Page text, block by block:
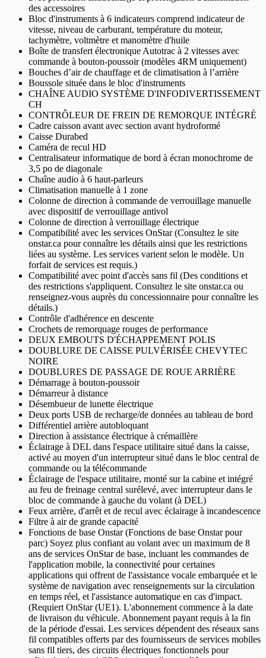
des accessoires
Bloc d'instruments à 6 indicateurs comprend indicateur de
vitesse, niveau de carburant, température du moteur,
tachymètre, voltmètre et manomètre d'huile
Boîte de transfert électronique Autotrac à 2 vitesses avec
commande à bouton-poussoir (modèles 4RM uniquement)
Bouches d’air de chauffage et de climatisation à l’arrière
Boussole située dans le bloc d'instruments
CHAÎNE AUDIO SYSTÈME D'INFODIVERTISSEMENT
CH
CONTRÔLEUR DE FREIN DE REMORQUE INTÉGRÉ
Cadre caisson avant avec section avant hydroformé
Caisse Durabed
Caméra de recul HD
Centralisateur informatique de bord à écran monochrome de
3,5 po de diagonale
Chaîne audio à 6 haut-parleurs
Climatisation manuelle à 1 zone
Colonne de direction à commande de verrouillage manuelle
avec dispositif de verrouillage antivol
Colonne de direction à verrouillage électrique
Compatibilité avec les services OnStar (Consultez le site
onstar.ca pour connaître les détails ainsi que les restrictions
liées au système. Les services varient selon le modèle. Un
forfait de services est requis.)
Compatibilité avec point d'accès sans fil (Des conditions et
des restrictions s'appliquent. Consultez le site onstar.ca ou
renseignez-vous auprès du concessionnaire pour connaître les
détails.)
Contrôle d'adhérence en descente
Crochets de remorquage rouges de performance
DEUX EMBOUTS D'ÉCHAPPEMENT POLIS
DOUBLURE DE CAISSE PULVÉRISÉE CHEVYTEC
NOIRE
DOUBLURES DE PASSAGE DE ROUE ARRIÈRE
Démarrage à bouton-poussoir
Démarreur à distance
Désembueur de lunette électrique
Deux ports USB de recharge/de données au tableau de bord
Différentiel arrière autobloquant
Direction à assistance électrique à crémaillère
Éclairage à DEL dans l'espace utilitaire situé dans la caisse,
activé au moyen d'un interrupteur situé dans le bloc central de
commande ou la télécommande
Éclairage de l'espace utilitaire, monté sur la cabine et intégré
au feu de freinage central surélevé, avec interrupteur dans le
bloc de commande à gauche du volant (à DEL)
Feux arrière, d'arrêt et de recul avec éclairage à incandescence
Filtre à air de grande capacité
Fonctions de base Onstar (Fonctions de base Onstar pour
parc) Soyez plus confiant au volant avec un maximum de 8
ans de services OnStar de base, incluant les commandes de
l'application mobile, la connectivité pour certaines
applications qui offrent de l'assistance vocale embarquée et le
système de navigation avec renseignements sur la circulation
en temps réel, et l'assistance automatique en cas d'impact.
(Requiert OnStar (UE1). L'abonnement commence à la date
de livraison du véhicule. Abonnement payant requis à la fin
de la période d'essai. Les services dépendent des réseaux sans
fil compatibles offerts par des fournisseurs de services mobiles
sans fil tiers, des circuits électriques fonctionnels pour